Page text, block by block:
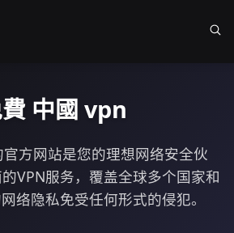
中國 vpn
方网站是您的理想网络安全伙
VPN服务，覆盖全球多个国家和
络隐私免受任何形式的侵犯。